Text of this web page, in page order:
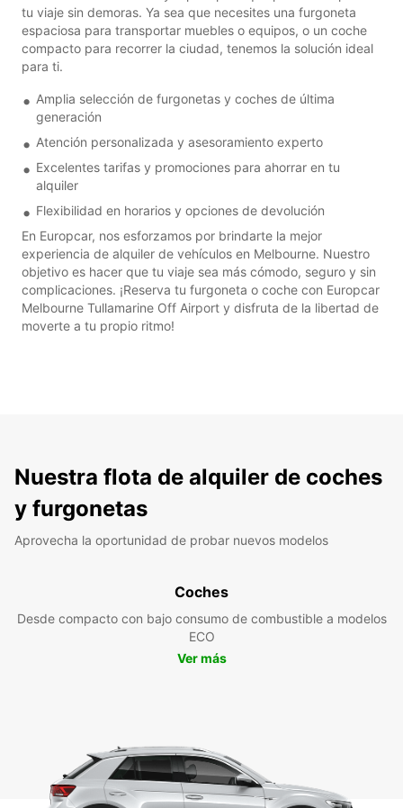
tu viaje sin demoras. Ya sea que necesites una furgoneta
espaciosa para transportar muebles o equipos, o un coche
compacto para recorrer la ciudad, tenemos la solución ideal
para ti.
Amplia selección de furgonetas y coches de última
generación
Atención personalizada y asesoramiento experto
Excelentes tarifas y promociones para ahorrar en tu
alquiler
Flexibilidad en horarios y opciones de devolución
En Europcar, nos esforzamos por brindarte la mejor
experiencia de alquiler de vehículos en Melbourne. Nuestro
objetivo es hacer que tu viaje sea más cómodo, seguro y sin
complicaciones. ¡Reserva tu furgoneta o coche con Europcar
Melbourne Tullamarine Off Airport y disfruta de la libertad de
moverte a tu propio ritmo!
Nuestra flota de alquiler de coches
y furgonetas
Aprovecha la oportunidad de probar nuevos modelos
Coches
Desde compacto con bajo consumo de combustible a modelos
ECO
Ver más